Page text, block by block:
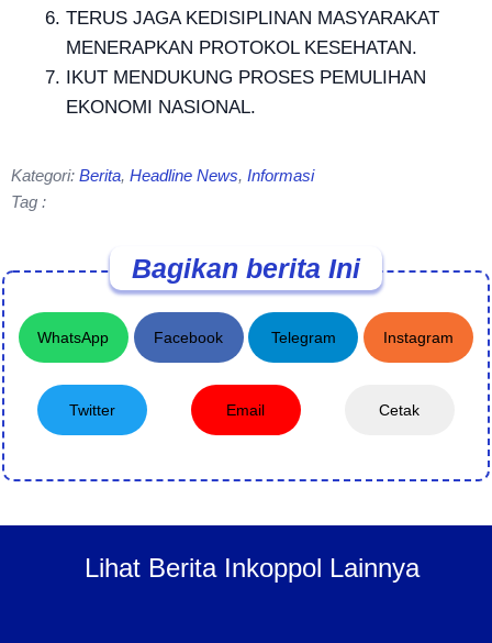
TERUS JAGA KEDISIPLINAN MASYARAKAT
MENERAPKAN PROTOKOL KESEHATAN.
IKUT MENDUKUNG PROSES PEMULIHAN
EKONOMI NASIONAL.
Kategori: Berita, Headline News, Informasi
Tag :
Bagikan berita Ini
WhatsApp Facebook Telegram Instagram
Twitter Email Cetak
Lihat Berita Inkoppol Lainnya